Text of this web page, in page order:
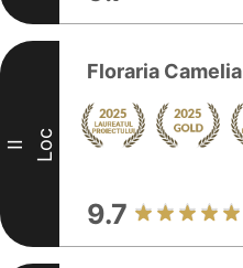
II Loc
Floraria Camelia
9.7